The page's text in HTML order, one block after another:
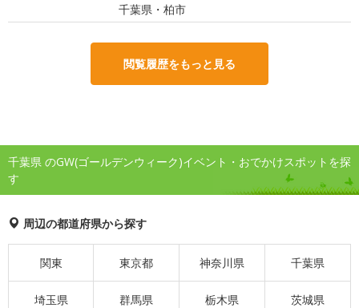
千葉県・柏市
閲覧履歴をもっと見る
千葉県 のGW(ゴールデンウィーク)イベント・おでかけスポットを探
す
周辺の都道府県から探す
関東 東京都 神奈川県 千葉県
埼玉県 群馬県 栃木県 茨城県